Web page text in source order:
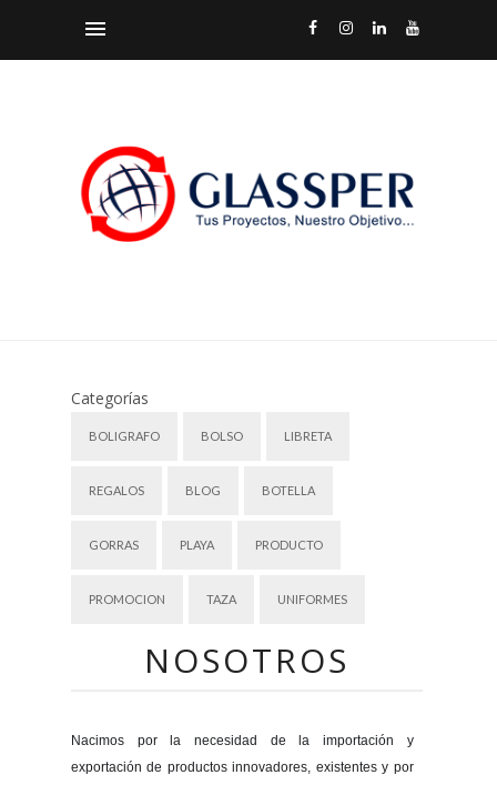
Categorías
BOLIGRAFO BOLSO LIBRETA
REGALOS BLOG BOTELLA
GORRAS PLAYA PRODUCTO
PROMOCION TAZA UNIFORMES
NOSOTROS
Nacimos por la necesidad de la importación y
exportación de productos innovadores, existentes y por